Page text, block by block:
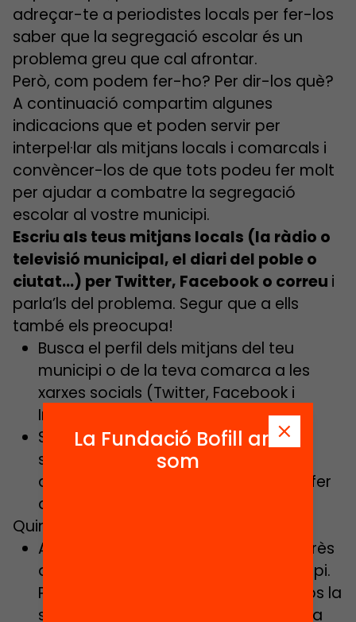
adreçar-te a periodistes locals per fer-los
saber que la segregació escolar és un
problema greu que cal afrontar.
Però, com podem fer-ho? Per dir-los què?
A continuació compartim algunes
indicacions que et poden servir per
interpel·lar als mitjans locals i comarcals i
convèncer-los de que tots podeu fer molt
per ajudar a combatre la segregació
escolar al vostre municipi.
Escriu als teus mitjans locals (la ràdio o
televisió municipal, el diari del poble o
ciutat…) per Twitter, Facebook o correu i
parla’ls del problema. Segur que a ells
també els preocupa!
Busca el perfil dels mitjans del teu
municipi o de la teva comarca a les
xarxes socials (Twitter, Facebook i
Instagram).
Si prefereixes escriure’ls per correu,
segur que la web del mitjà tenen un
apartat de contacte per poder-los fer
arribar la informació.
Quina informació els pots fer arribar?
Als mitjans locals els resultarà d’interès
aquella informació relativa al municipi.
Per això, primer de tot pots enviar-los la
situació de la segregació escolar a la
La Fundació Bofill ara
som